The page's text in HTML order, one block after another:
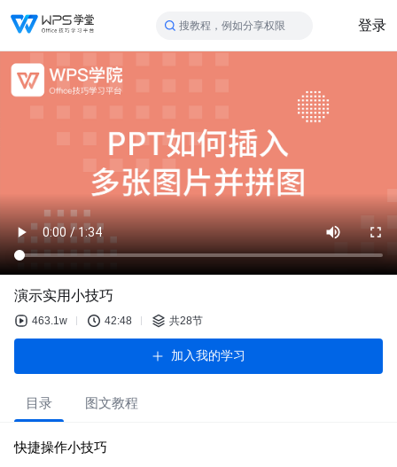
搜教程，例如分享权限 登录
演示实用小技巧
463.1w 42:48 共28节
加入我的学习
目录 图文教程
快捷操作小技巧